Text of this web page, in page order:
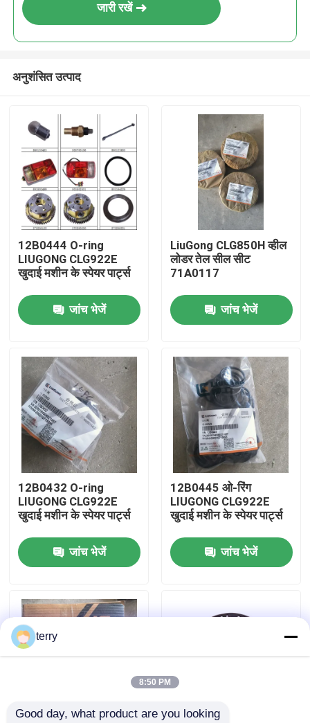
होम
उत्पाद
हमारे बारे में
फैक्टरी यात्रा
गुणवत्ता नियंत्रण
हमसे संपर्क करें
एक बोली का अनुरोध
कमिंस स्पेयर पार्ट्स
जारी रखें
अनुशंसित उत्पाद
12B0444 O-ring
LIUGONG CLG922E
खुदाई मशीन के स्पेयर पार्ट्स
जांच भेजें
LiuGong CLG850H व्हील
लोडर तेल सील सीट
71A0117
जांच भेजें
12B0432 O-ring
LIUGONG CLG922E
खुदाई मशीन के स्पेयर पार्ट्स
जांच भेजें
12B0445 ओ-रिंग
LIUGONG CLG922E
खुदाई मशीन के स्पेयर पार्ट्स
जांच भेजें
terry
8:50 PM
Good day, what product are you looking